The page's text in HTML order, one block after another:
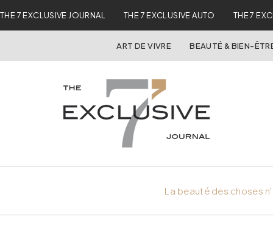
THE 7 EXCLUSIVE JOURNAL THE 7 EXCLUSIVE AUTO THE 7
ART DE VIVRE BEAUTÉ & BIEN-
La beauté des choses